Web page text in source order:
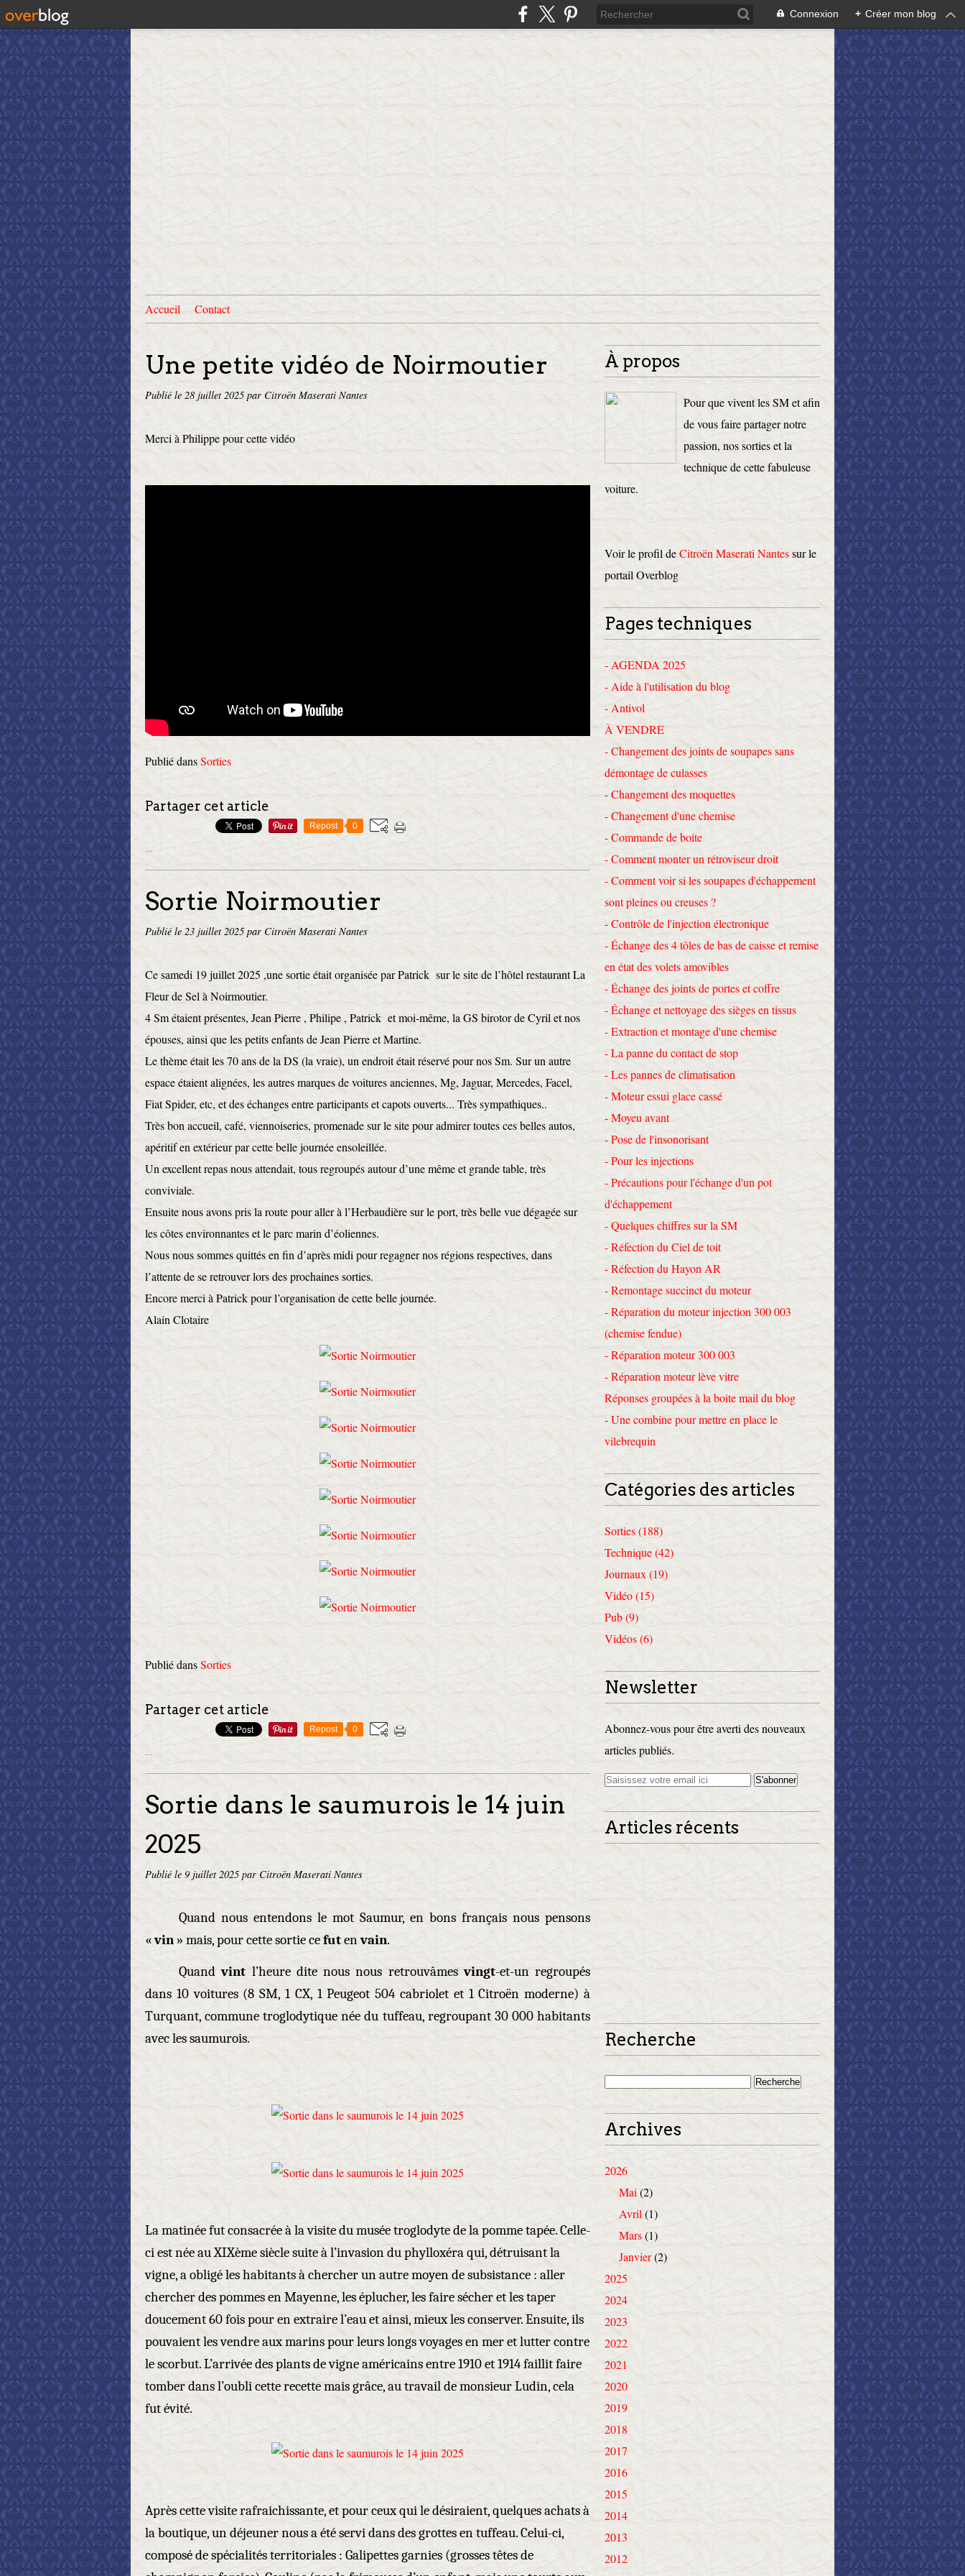
Connexion + Créer mon blog
Accueil Contact
Une petite vidéo de Noirmoutier
Publié le 28 juillet 2025 par Citroën Maserati Nantes
Merci à Philippe pour cette vidéo
Publié dansSorties
Partager cet article
Repost 0
…
Sortie Noirmoutier
Publié le 23 juillet 2025 par Citroën Maserati Nantes
Ce samedi 19 juillet 2025 ,une sortie était organisée par Patrick sur le site de l’hôtel restaurant La
Fleur de Sel à Noirmoutier.
4 Sm étaient présentes, Jean Pierre , Philipe , Patrick et moi-même, la GS birotor de Cyril et nos
épouses, ainsi que les petits enfants de Jean Pierre et Martine.
Le thème était les 70 ans de la DS (la vraie), un endroit était réservé pour nos Sm. Sur un autre
espace étaient alignées, les autres marques de voitures anciennes, Mg, Jaguar, Mercedes, Facel,
Fiat Spider, etc, et des échanges entre participants et capots ouverts... Très sympathiques..
Très bon accueil, café, viennoiseries, promenade sur le site pour admirer toutes ces belles autos,
apéritif en extérieur par cette belle journée ensoleillée.
Un excellent repas nous attendait, tous regroupés autour d’une même et grande table, très
conviviale.
Ensuite nous avons pris la route pour aller à l’Herbaudière sur le port, très belle vue dégagée sur
les côtes environnantes et le parc marin d’éoliennes.
Nous nous sommes quittés en fin d’après midi pour regagner nos régions respectives, dans
l’attente de se retrouver lors des prochaines sorties.
Encore merci à Patrick pour l’organisation de cette belle journée.
Alain Clotaire
Publié dansSorties
Partager cet article
Repost 0
…
Sortie dans le saumurois le 14 juin
2025
Publié le 9 juillet 2025 par Citroën Maserati Nantes
Quand nous entendons le mot Saumur, en bons français nous pensons
«vin » mais, pour cette sortie cefutenvain.
Quandvint l’heure dite nous nous retrouvâmesvingt-et-un regroupés
dans 10 voitures (8 SM, 1 CX, 1 Peugeot 504 cabriolet et 1 Citroën moderne) à
Turquant, commune troglodytique née du tuffeau, regroupant 30 000 habitants
avec les saumurois.
La matinée fut consacrée à la visite du musée troglodyte de la pomme tapée. Celle-
ci est née au XIXème siècle suite à l’invasion du phylloxéra qui, détruisant la
vigne, a obligé les habitants à chercher un autre moyen de subsistance : aller
chercher des pommes en Mayenne, les éplucher, les faire sécher et les taper
doucement 60 fois pour en extraire l’eau et ainsi, mieux les conserver. Ensuite, ils
pouvaient les vendre aux marins pour leurs longs voyages en mer et lutter contre
le scorbut. L’arrivée des plants de vigne américains entre 1910 et 1914 faillit faire
tomber dans l’oubli cette recette mais grâce, au travail de monsieur Ludin, cela
fut évité.
Après cette visite rafraichissante, et pour ceux qui le désiraient, quelques achats à
la boutique, un déjeuner nous a été servi dans des grottes en tuffeau. Celui-ci,
composé de spécialités territoriales : Galipettes garnies (grosses têtes de
À propos
Pour que vivent les SM et afin
de vous faire partager notre
passion, nos sorties et la
technique de cette fabuleuse
voiture.
Voir le profil deCitroën Maserati Nantessur le
portail Overblog
Pages techniques
- AGENDA 2025
- Aide à l'utilisation du blog
- Antivol
À VENDRE
- Changement des joints de soupapes sans
démontage de culasses
- Changement des moquettes
- Changement d'une chemise
- Commande de boite
- Comment monter un rétroviseur droit
- Comment voir si les soupapes d'échappement
sont pleines ou creuses ?
- Contrôle de l'injection électronique
- Échange des 4 tôles de bas de caisse et remise
en état des volets amovibles
- Échange des joints de portes et coffre
- Échange et nettoyage des sièges en tissus
- Extraction et montage d'une chemise
- La panne du contact de stop
- Les pannes de climatisation
- Moteur essui glace cassé
- Moyeu avant
- Pose de l'insonorisant
- Pour les injections
- Précautions pour l'échange d'un pot
d'échappement
- Quelques chiffres sur la SM
- Réfection du Ciel de toit
- Réfection du Hayon AR
- Remontage succinct du moteur
- Réparation du moteur injection 300 003
(chemise fendue)
- Réparation moteur 300 003
- Réparation moteur lève vitre
Réponses groupées à la boite mail du blog
- Une combine pour mettre en place le
vilebrequin
Catégories des articles
Sorties (188)
Technique (42)
Journaux (19)
Vidéo (15)
Pub (9)
Vidéos (6)
Newsletter
Abonnez-vous pour être averti des nouveaux
articles publiés.
Articles récents
Recherche
Archives
2026
Mai (2)
Avril (1)
Mars(1)
Janvier(2)
2025
2024
2023
2022
2021
2020
2019
2018
2017
2016
2015
2014
2013
2012